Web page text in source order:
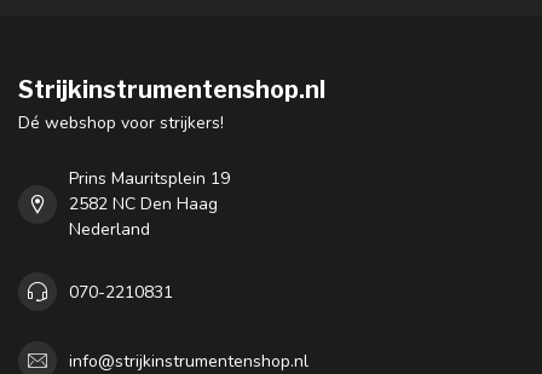
Strijkinstrumentenshop.nl
Dé webshop voor strijkers!
Prins Mauritsplein 19
2582 NC Den Haag
Nederland
070-2210831
info@strijkinstrumentenshop.nl